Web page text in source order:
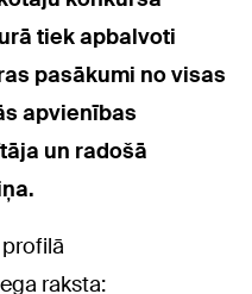
tiek apbalvoti
pasākumi no visas
apvienības
un radošā
raksta: